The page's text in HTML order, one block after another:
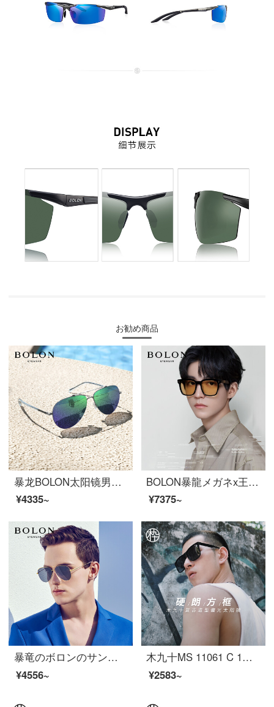
お勧め商品
暴龙BOLON太阳镜男女款偏光蛤蟆镜飞行员墨镜BL8001D70
¥4335~
BOLON暴龍メガネx王俊凱連名サングラスサングラスサングラスサングラスサングラスサングラスサングラス【ギフトボックス】BL 3038 E 11-透灰変色
¥7375~
暴竜のボロンのサングラスの中性の金の経典のファッション的な眼鏡のパイロットの枠のサングラスのBL 8058 C 60
¥4556~
木九十MS 11061 C 1男女同モデル黒メガネファッション偏光サングラスMS 11061 C 1 57 mm
¥2583~